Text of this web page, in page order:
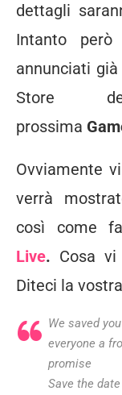
dettagli
Intanto
annunciati già
Store
prossima
Ovviamente
verrà
così come
Live. Cosa
Diteci la
We saved
everyone a
promise
Save the